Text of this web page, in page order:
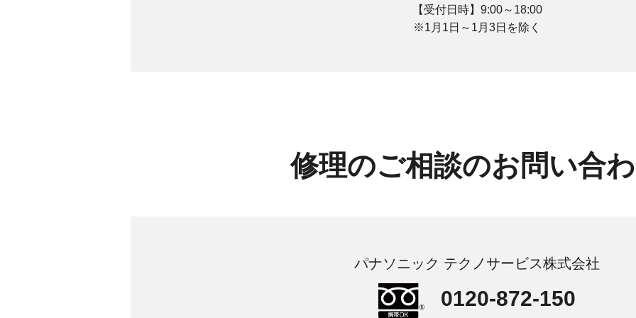
【受付日時】9:00～18:00
※1月1日～1月3日を除く
修理のご相談のお問い合
パナソニック テクノサービス株式会社
0120-872-150